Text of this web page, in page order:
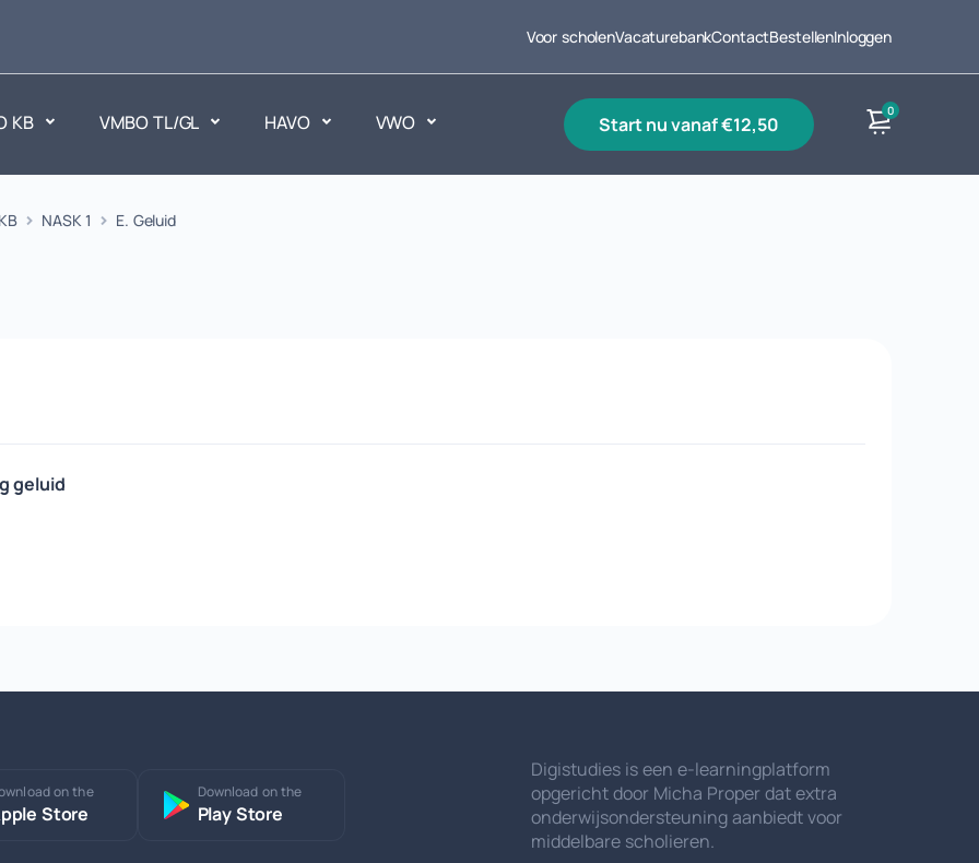
Voor scholenVacaturebankContactBestellenInloggen
KB VMBO TL/GL HAVO VWO start nu vanaf €12,50
0
NASK 1 E. Geluid
geluid
on the
Store
Download on the
Play Store
Digistudies is een e-learningplatform
opgericht door Micha Proper dat extra
onderwijsondersteuning aanbiedt voor
middelbare scholieren.